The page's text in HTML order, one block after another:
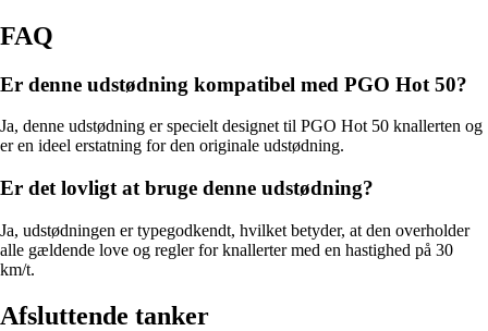
FAQ
Er denne udstødning kompatibel med PGO Hot 50?
Ja, denne udstødning er specielt designet til PGO Hot 50 knallerten og
er en ideel erstatning for den originale udstødning.
Er det lovligt at bruge denne udstødning?
Ja, udstødningen er typegodkendt, hvilket betyder, at den overholder
alle gældende love og regler for knallerter med en hastighed på 30
km/t.
Afsluttende tanker